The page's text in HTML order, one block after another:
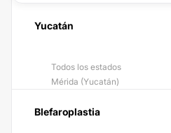
Yucatán
Todos los estados
Mérida (Yucatán)
Blefaroplastia